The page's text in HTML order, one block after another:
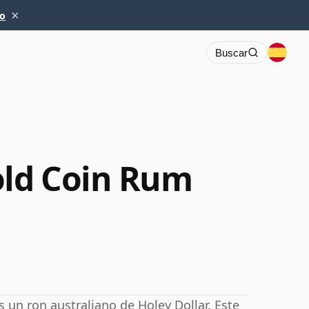
×
Buscar
Coin Rum
un ron australiano de Holey Dollar. Este